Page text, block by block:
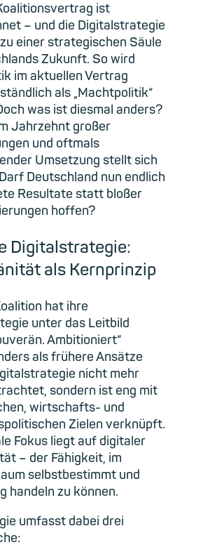
ist
– und die Digitalstrategie
einer strategischen Säule
Zukunft. So wird
im aktuellen Vertrag
als „Machtpolitik“
was ist diesmal anders?
Jahrzehnt großer
und oftmals
Umsetzung stellt sich
Deutschland nun endlich
Resultate statt bloßer
hoffen?
Digitalstrategie:
als Kernprinzip
hat ihre
unter das Leitbild
Ambitioniert“
als frühere Ansätze
nicht mehr
sondern ist eng mit
wirtschafts- und
Zielen verknüpft.
Fokus liegt auf digitaler
– der Fähigkeit, im
selbstbestimmt und
handeln zu können.
umfasst dabei drei